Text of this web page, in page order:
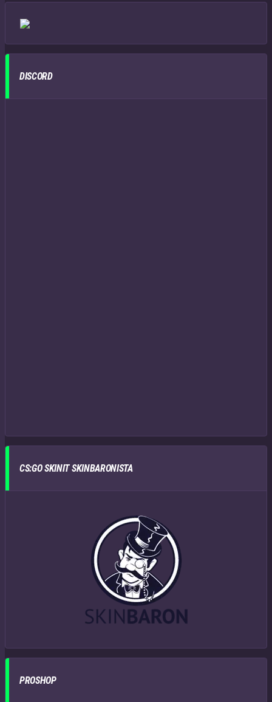
DISCORD
CS:GO SKINIT SKINBARONISTA
PROSHOP